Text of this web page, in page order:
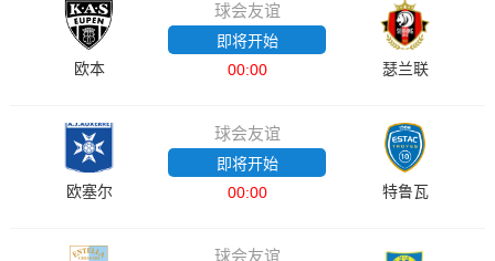
欧本
球会友谊
即将开始
00:00
瑟兰联
欧塞尔
球会友谊
即将开始
00:00
特鲁瓦
球会友谊